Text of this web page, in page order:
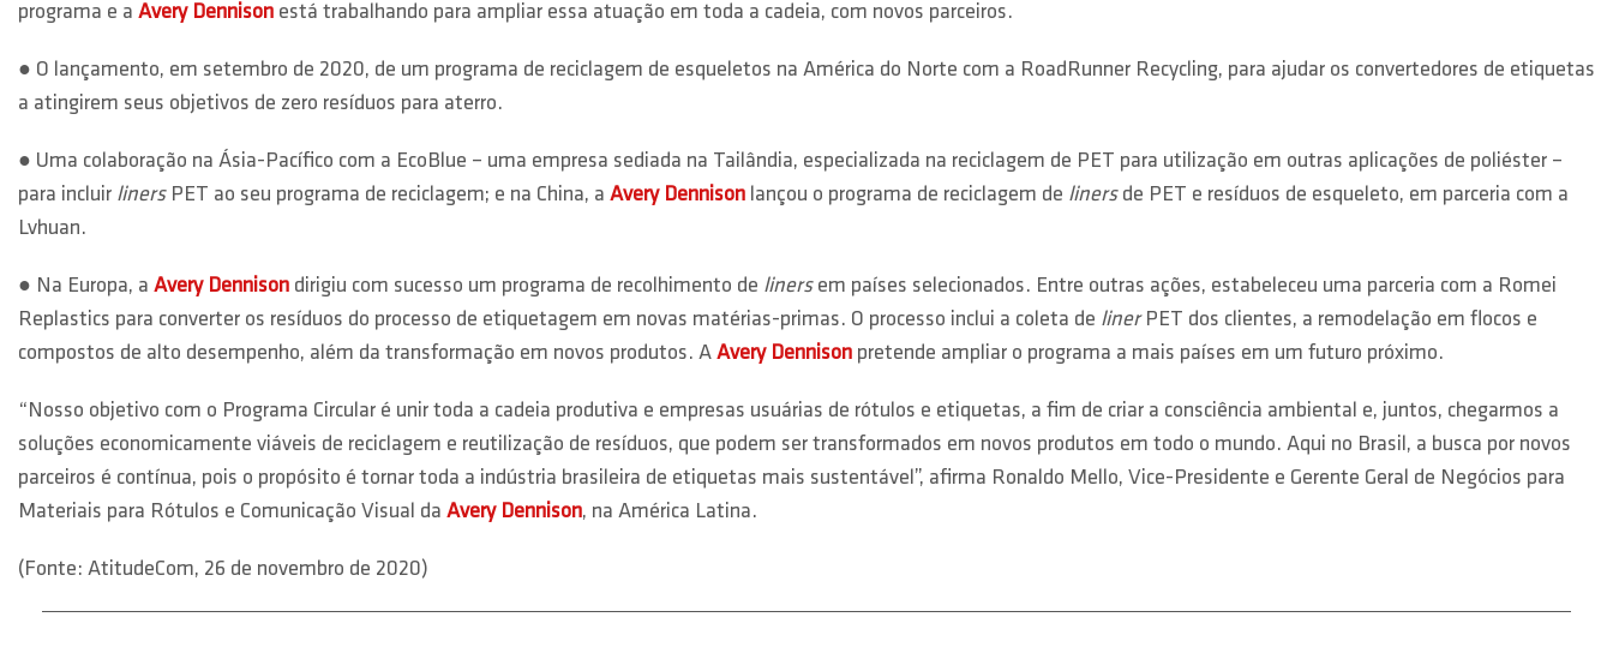
programa e a Avery Dennison está trabalhando para ampliar essa atuação em toda a cadeia, com novos parceiros.
● O lançamento, em setembro de 2020, de um programa de reciclagem de esqueletos na América do Norte com a RoadRunner Recycling, para ajudar os convertedores de etiquetas
a atingirem seus objetivos de zero resíduos para aterro.
● Uma colaboração na Ásia-Pacífico com a EcoBlue – uma empresa sediada na Tailândia, especializada na reciclagem de PET para utilização em outras aplicações de poliéster –
para incluir linersPET ao seu programa de reciclagem; e na China, a Avery Dennison lançou o programa de reciclagem de linersde PET e resíduos de esqueleto, em parceria com a
Lvhuan.
● Na Europa, a Avery Dennison dirigiu com sucesso um programa de recolhimento de linersem países selecionados. Entre outras ações, estabeleceu uma parceria com a Romei
Replastics para converter os resíduos do processo de etiquetagem em novas matérias-primas. O processo inclui a coleta de linerPET dos clientes, a remodelação em flocos e
compostos de alto desempenho, além da transformação em novos produtos. A Avery Dennison pretende ampliar o programa a mais países em um futuro próximo.
“Nosso objetivo com o Programa Circular é unir toda a cadeia produtiva e empresas usuárias de rótulos e etiquetas, a fim de criar a consciência ambiental e, juntos, chegarmos a
soluções economicamente viáveis de reciclagem e reutilização de resíduos, que podem ser transformados em novos produtos em todo o mundo. Aqui no Brasil, a busca por novos
parceiros é contínua, pois o propósito é tornar toda a indústria brasileira de etiquetas mais sustentável”, afirma Ronaldo Mello, Vice-Presidente e Gerente Geral de Negócios para
Materiais para Rótulos e Comunicação Visual da Avery Dennison, na América Latina.
(Fonte: AtitudeCom, 26 de novembro de 2020)